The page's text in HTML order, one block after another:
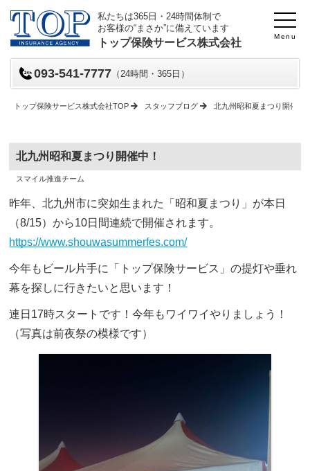
Menu
私たちは365日・24時間体制で
お客様の“まさか”に備えています
トップ保険サービス株式会社
093-541-7777 （24時間・365日）
トップ保険サービス株式会社TOP スタッフブログ 北九州昭和夏まつり開催中
北九州昭和夏まつり開催中！
日
投
者
スマイル推進チーム
昨年、北九州市に突如生まれた「昭和夏まつり」が本日
（8/15）から10日間連続で開催されます。
https://www.shouwasummerfes.com/
今年もビール片手に「トップ保険サービス」の提灯や垂れ
幕を探しに行きたいと思います！
連日17時スタートです！今年もワイワイやりましょう！
（写真は前夜祭の模様です）